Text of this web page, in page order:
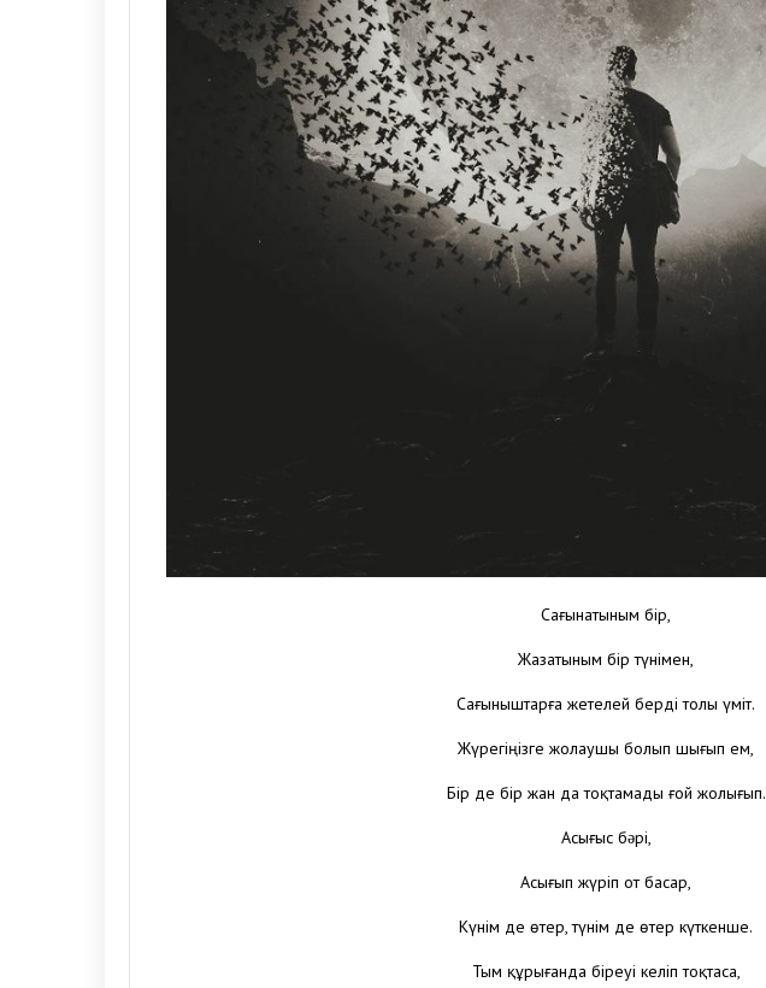
Сағынатыным бір,
Жазатыным бір түнімен,
Сағыныштарға жетелей берді толы үміт.
Жүрегіңізге жолаушы болып шығып ем,
Бір де бір жан да тоқтамады ғой жолығып.
Асығыс бəрі,
Асығып жүріп от басар,
Күнім де өтер, түнім де өтер күткенше.
Тым құрығанда біреуі келіп тоқтаса,